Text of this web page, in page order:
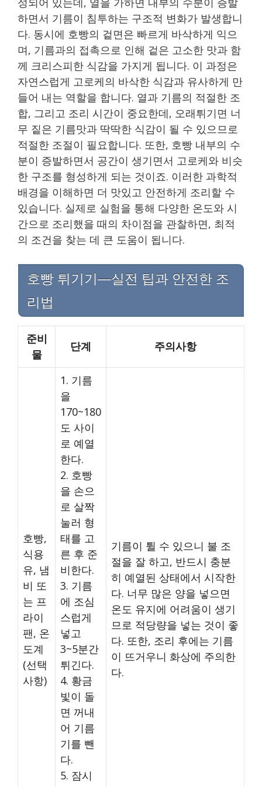
하면서 기름이 침투하는 구조적 변화가 발생합니
다. 동시에 호빵의 겉면은 빠르게 바삭하게 익으
며, 기름과의 접촉으로 인해 겉은 고소한 맛과 함
께 크리스피한 식감을 가지게 됩니다. 이 과정은
자연스럽게 고로케의 바삭한 식감과 유사하게 만
들어 내는 역할을 합니다. 열과 기름의 적절한 조
합, 그리고 조리 시간이 중요한데, 오래튀기면 너
무 짙은 기름맛과 딱딱한 식감이 될 수 있으므로
적절한 조절이 필요합니다. 또한, 호빵 내부의 수
분이 증발하면서 공간이 생기면서 고로케와 비슷
한 구조를 형성하게 되는 것이죠. 이러한 과학적
배경을 이해하면 더 맛있고 안전하게 조리할 수
있습니다. 실제로 실험을 통해 다양한 온도와 시
간으로 조리했을 때의 차이점을 관찰하면, 최적
의 조건을 찾는 데 큰 도움이 됩니다.
호빵 튀기기—실전 팁과 안전한 조
리법
준비
물
단계 주의사항
호빵,
식용
유, 냄
비 또
는 프
라이
팬, 온
도계
(선택
사항)
1. 기름
을
170~180
도 사이
로 예열
한다.
2. 호빵
을 손으
로 살짝
눌러 형
태를 고
른 후 준
비한다.
3. 기름
에 조심
스럽게
넣고
3~5분간
튀긴다.
4. 황금
빛이 돌
면 꺼내
어 기름
기를 뺀
다.
5. 잠시
기름이 튈 수 있으니 불 조
절을 잘 하고, 반드시 충분
히 예열된 상태에서 시작한
다. 너무 많은 양을 넣으면
온도 유지에 어려움이 생기
므로 적당량을 넣는 것이 좋
다. 또한, 조리 후에는 기름
이 뜨거우니 화상에 주의한
다.